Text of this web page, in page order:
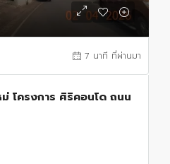
7 นาที ที่ผ่านมา
ม่ โครงการ ศิริคอนโด ถนน